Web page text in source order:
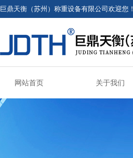
巨鼎天衡（苏州）称重设备有限公司欢迎您！
网站首页 关于我们